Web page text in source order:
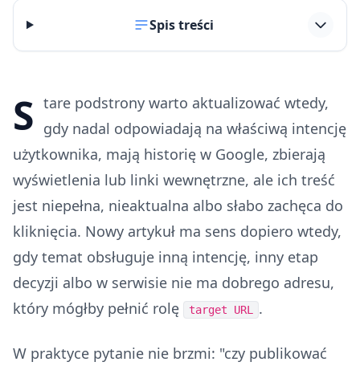
Spis treści
S tare podstrony warto aktualizować wtedy,
gdy nadal odpowiadają na właściwą intencję
użytkownika, mają historię w Google, zbierają
wyświetlenia lub linki wewnętrzne, ale ich treść
jest niepełna, nieaktualna albo słabo zachęca do
kliknięcia. Nowy artykuł ma sens dopiero wtedy,
gdy temat obsługuje inną intencję, inny etap
decyzji albo w serwisie nie ma dobrego adresu,
który mógłby pełnić rolę
target URL .
W praktyce pytanie nie brzmi: "czy publikować